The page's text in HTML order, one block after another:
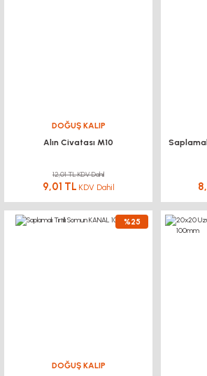
DOĞUŞ KALIP
Alın Civatası M10
12,01 TL KDV Dahil
9,01 TL KDV Dahil
%25
DOĞUŞ KALIP